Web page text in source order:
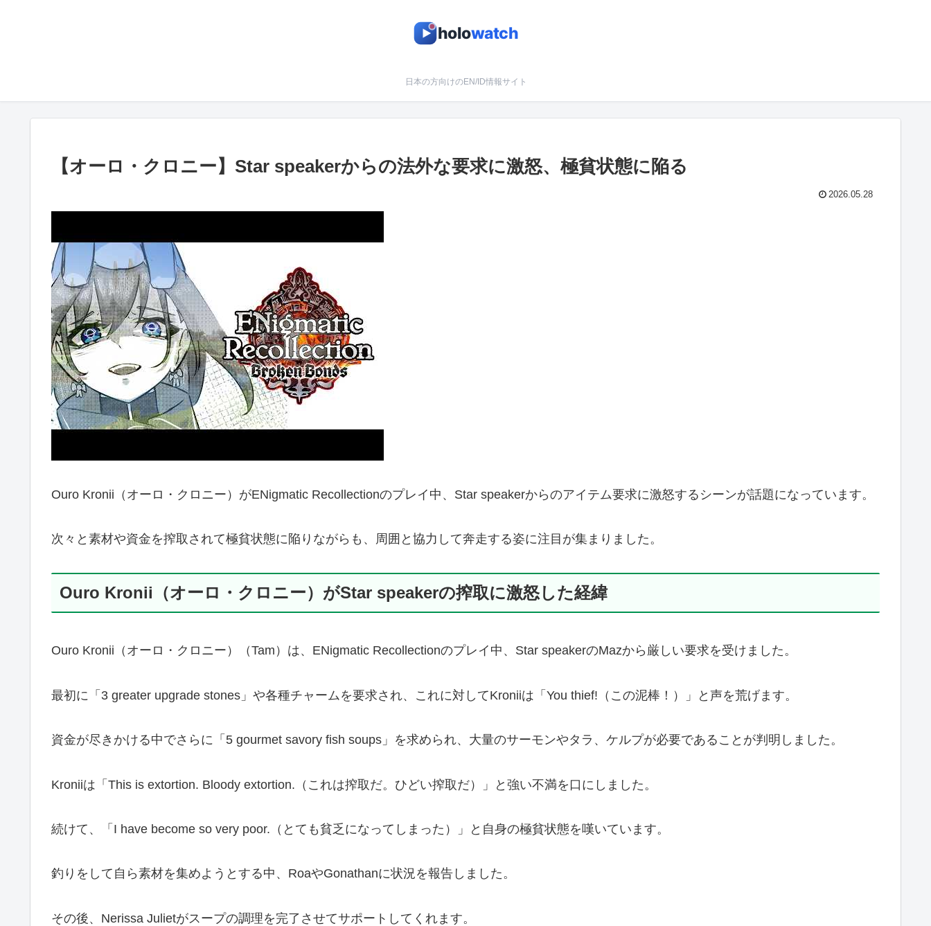
holowatch
日本の方向けのEN/ID情報サイト
【オーロ・クロニー】Star speakerからの法外な要求に激怒、極貧状態に陥る
2026.05.28
Ouro Kronii（オーロ・クロニー）がENigmatic Recollectionのプレイ中、Star speakerからのアイテム要求に激怒するシーンが話題になっています。
次々と素材や資金を搾取されて極貧状態に陥りながらも、周囲と協力して奔走する姿に注目が集まりました。
Ouro Kronii（オーロ・クロニー）がStar speakerの搾取に激怒した経緯
Ouro Kronii（オーロ・クロニー）（Tam）は、ENigmatic Recollectionのプレイ中、Star speakerのMazから厳しい要求を受けました。
最初に「3 greater upgrade stones」や各種チャームを要求され、これに対してKroniiは「You thief!（この泥棒！）」と声を荒げます。
資金が尽きかける中でさらに「5 gourmet savory fish soups」を求められ、大量のサーモンやタラ、ケルプが必要であることが判明しました。
Kroniiは「This is extortion. Bloody extortion.（これは搾取だ。ひどい搾取だ）」と強い不満を口にしました。
続けて、「I have become so very poor.（とても貧乏になってしまった）」と自身の極貧状態を嘆いています。
釣りをして自ら素材を集めようとする中、RoaやGonathanに状況を報告しました。
その後、Nerissa Julietがスープの調理を完了させてサポートしてくれます。